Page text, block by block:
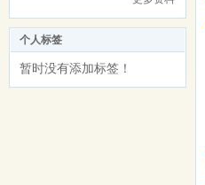
个人标签
暂时没有添加标签！